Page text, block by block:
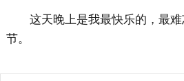
这天晚上是我最快乐的，最
节。